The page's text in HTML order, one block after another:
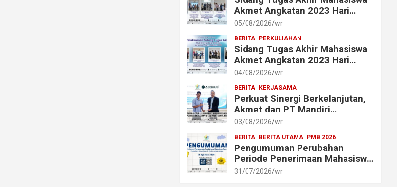
Akmet Angkatan 2023 Hari
Keenam Berlangsung Lancar
05/08/2026 wr
BERITA PERKULIAHAN
Sidang Tugas Akhir Mahasiswa
Akmet Angkatan 2023 Hari
Keempat dan Kelima
04/08/2026 wr
BERITA KERJASAMA
Perkuat Sinergi Berkelanjutan,
Akmet dan PT Mandiri
Transforma Global (MTG)
Kerja Sama
03/08/2026 wr
BERITA BERITA UTAMA PMB 2026
Pengumuman Perubahan
Periode Penerimaan Mahasiswa
Baru Akademi Metrologi dan
Instrumentasi Tahun 2026
31/07/2026 wr